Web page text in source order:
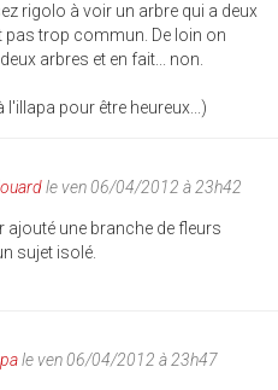
rigolo à voir un arbre qui a deux
pas trop commun. De loin on
arbres et en fait... non.
l'illapa pour être heureux...)
le ven 06/04/2012 à 23h42
ajouté une branche de fleurs
sujet isolé.
le ven 06/04/2012 à 23h47